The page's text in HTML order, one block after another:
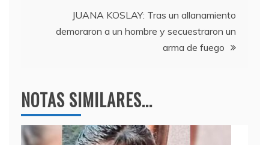
entradasJUANA KOSLAY: Tras un allanamiento
demoraron a un hombre y secuestraron un
arma de fuego
NOTAS SIMILARES...